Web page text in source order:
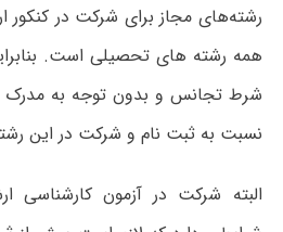
رشته‌های مجاز برای شرکت در کنکور
همه رشته های تحصیلی است‌.
شرط تجانس و بدون توجه به مدرک
نسبت به ثبت نام و شرکت در این
البته شرکت در آزمون کارشناسی